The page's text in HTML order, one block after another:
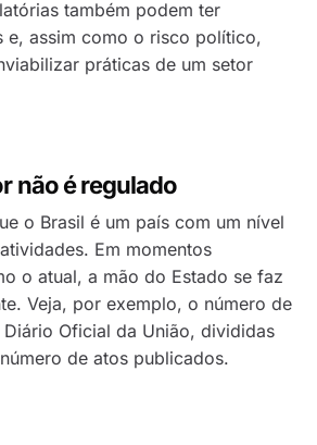
também podem ter
e, assim como o risco político,
práticas de um setor
não é regulado
o Brasil é um país com um nível
Em momentos
o atual, a mão do Estado se faz
Veja, por exemplo, o número de
Oficial da União, divididas
de atos publicados.